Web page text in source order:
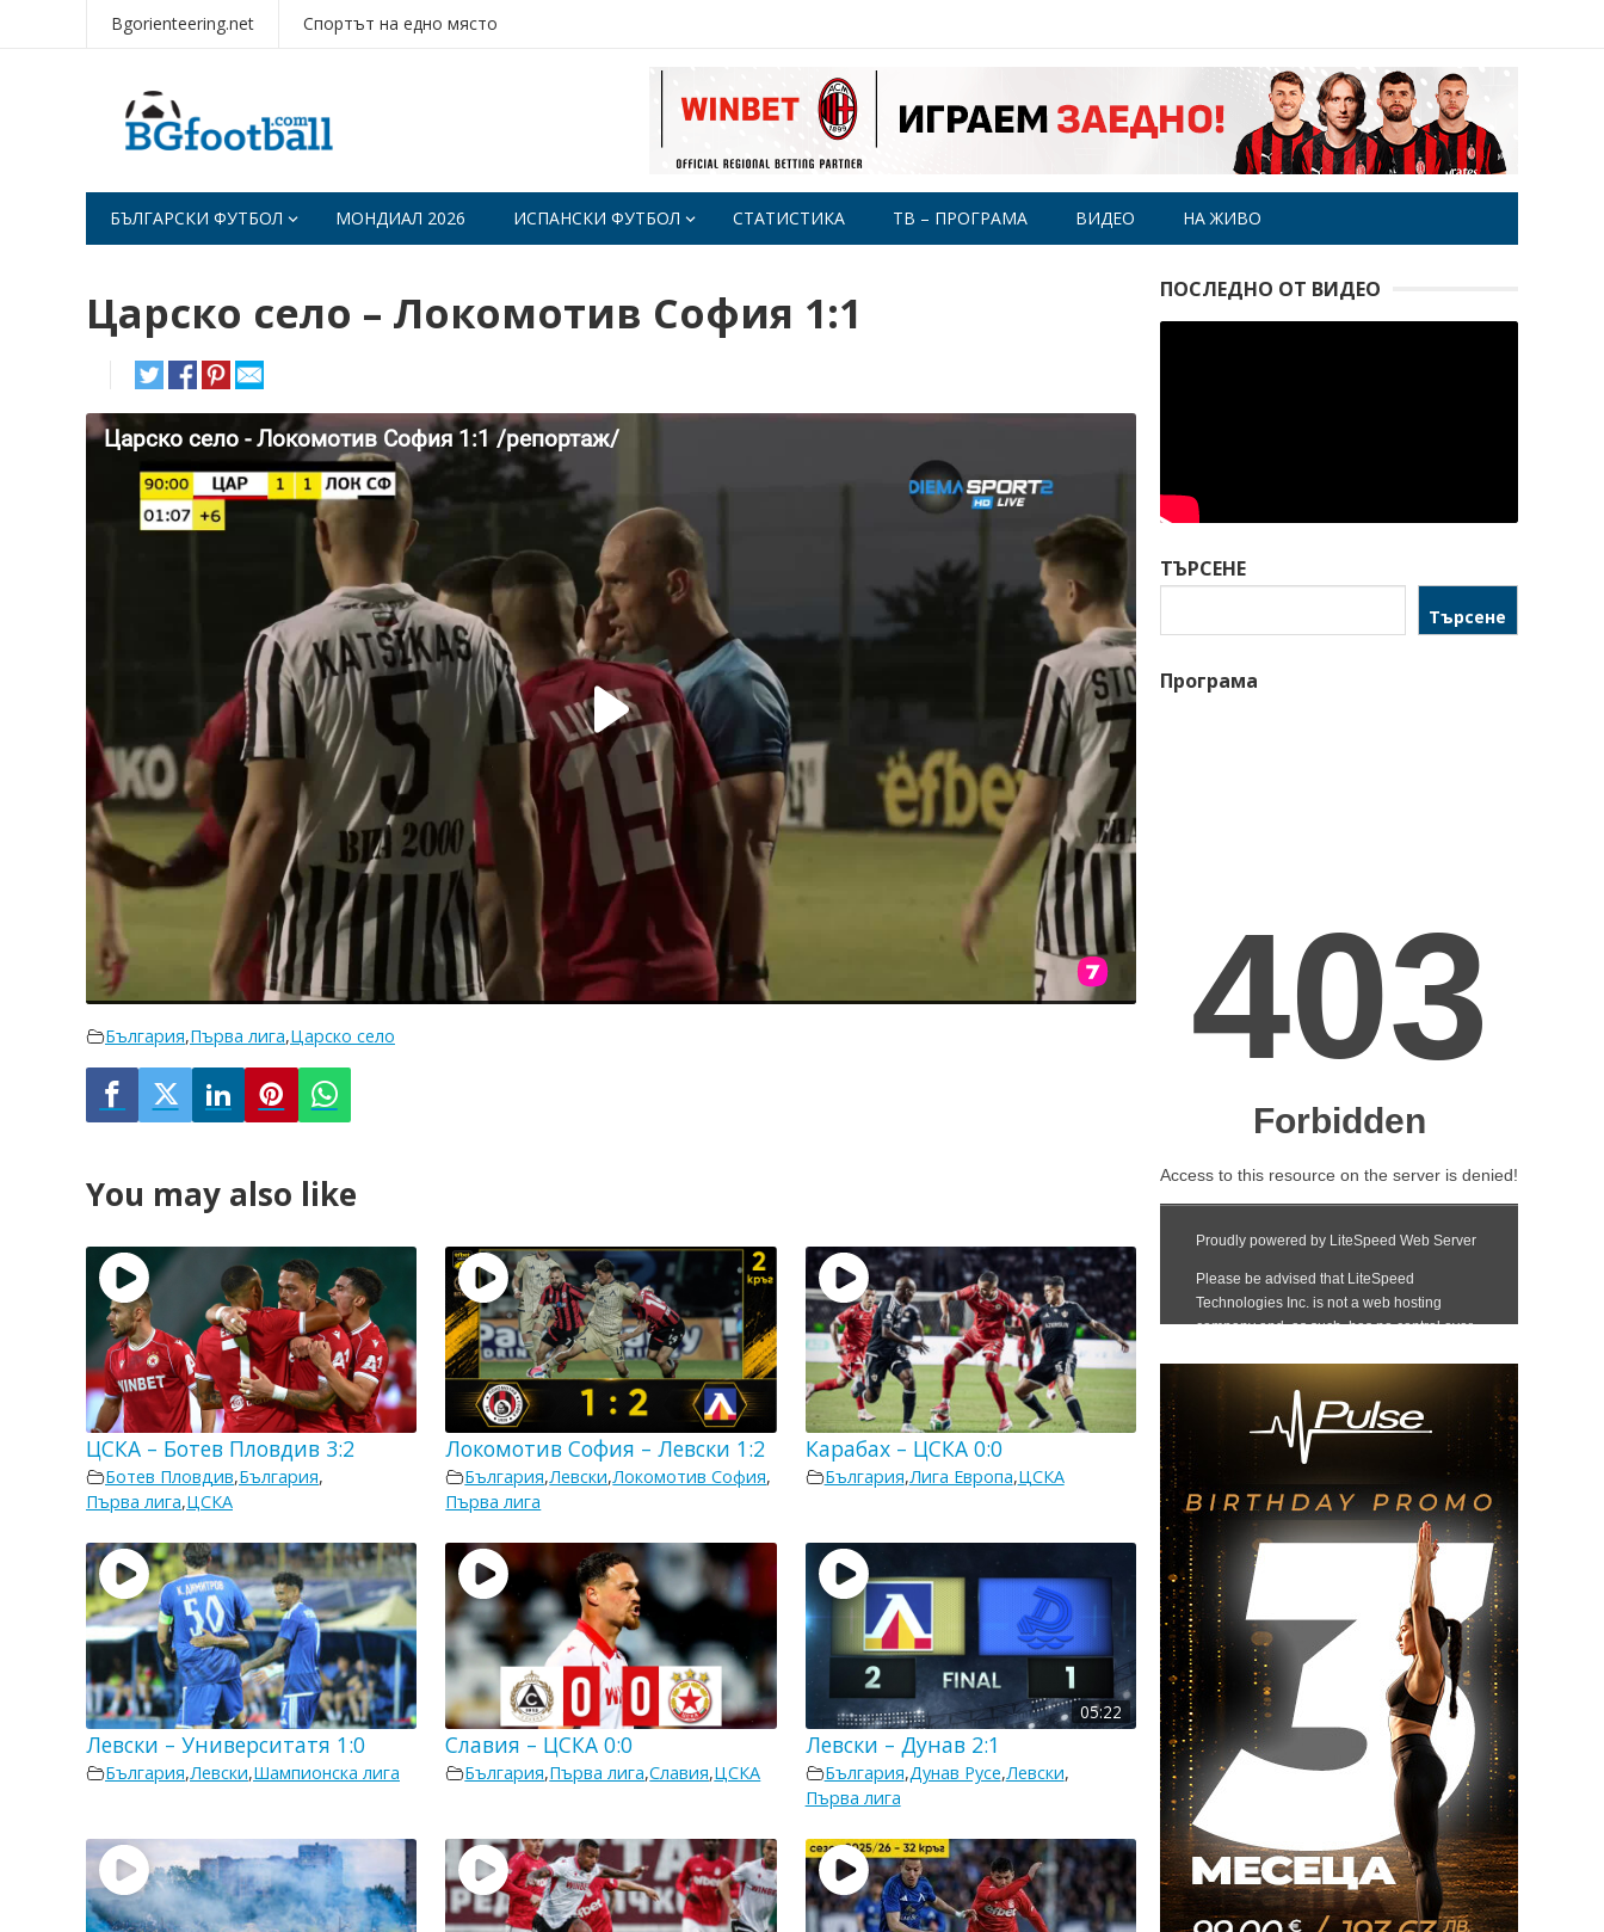
Bgorienteering.net Спортът на едно място
БЪЛГАРСКИ ФУТБОЛ МОНДИАЛ 2026 ИСПАНСКИ ФУТБОЛ СТАТИСТИКА ТВ – ПРОГРАМА ВИДЕО НА ЖИВО
Царско село – Локомотив София 1:1
България,Първа лига,Царско село
You may also like
ЦСКА – Ботев Пловдив 3:2
Ботев Пловдив,България,
Първа лига,ЦСКА
Локомотив София – Левски 1:2
България,Левски,Локомотив София,
Първа лига
Карабах – ЦСКА 0:0
България,Лига Европа,ЦСКА
Левски – Университатя 1:0
България,Левски,Шампионска лига
Славия – ЦСКА 0:0
България,Първа лига,Славия,ЦСКА
05:22
Левски – Дунав 2:1
България,Дунав Русе,Левски,
Първа лига
ПОСЛЕДНО ОТ ВИДЕО
ТЪРСЕНЕ
Търсене
Програма